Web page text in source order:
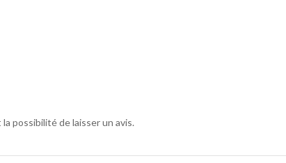
possibilité de laisser un avis.